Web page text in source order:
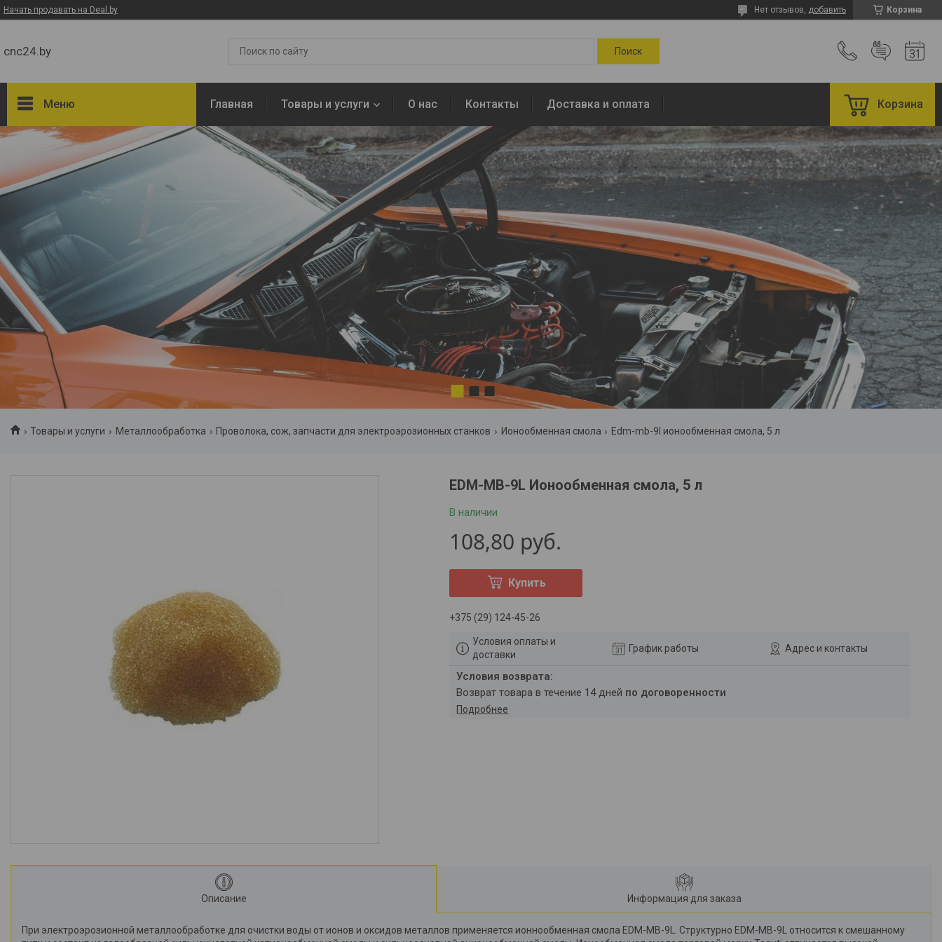
Начать продавать на Deal.by Корзина
Нет отзывов, добавить
cnc24.by
Меню Главная Товары и услуги О нас Контакты Доставка и оплата Корзина
Товары и услуги Металлообработка Проволока, сож, запчасти для электроэрозионных станков Ионообменная смола Edm-mb-9l ионообменная смола, 5 л
EDM-MB-9L Ионообменная смола, 5 л
В наличии
108,80 руб.
Купить
+375 (29) 124-45-26
Условия оплаты и
доставки
График работы Адрес и контакты
возврат товара в течение 14 дней по договоренности
Подробнее
Описание Информация для заказа
При электроэрозионной металлообработке для очистки воды от ионов и оксидов металлов применяется ионнообменная смола EDM-MB-9L. Структурно EDM-MB-9L относится к смешанному